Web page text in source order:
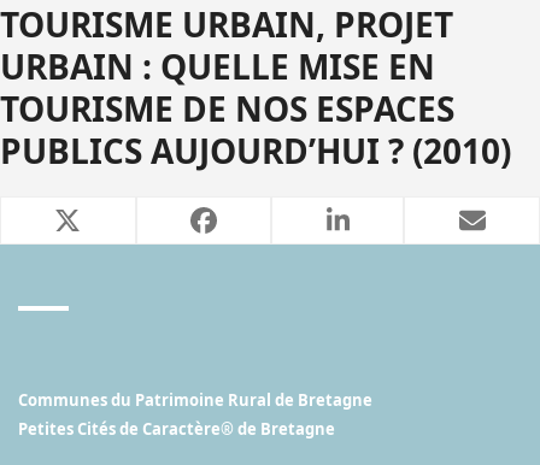
TOURISME URBAIN, PROJET
URBAIN : QUELLE MISE EN
TOURISME DE NOS ESPACES
PUBLICS AUJOURD’HUI ? (2010)
Communes du Patrimoine Rural de Bretagne
Petites Cités de Caractère® de Bretagne